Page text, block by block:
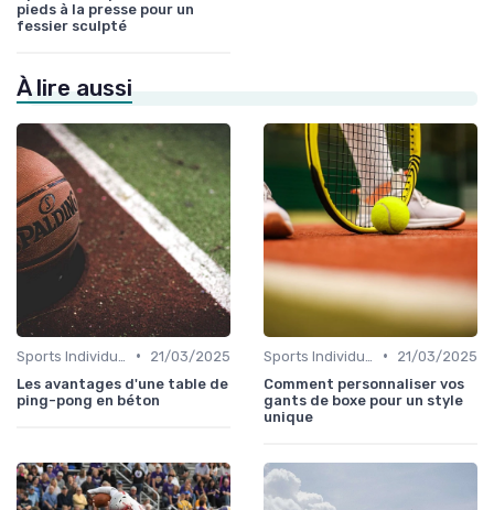
pieds à la presse pour un
fessier sculpté
À lire aussi
•
21/03/2025
Les avantages d'une table de
ping-pong en béton
•
21/03/2025
Comment personnaliser vos
gants de boxe pour un style
unique